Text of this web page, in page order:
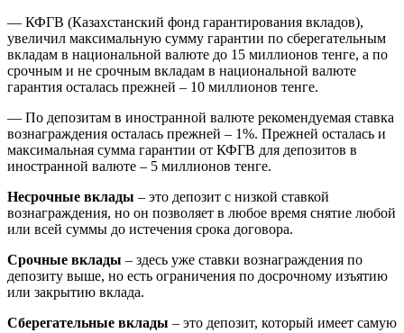
— КФГВ (Казахстанский фонд гарантирования вкладов),
увеличил максимальную сумму гарантии по сберегательным
вкладам в национальной валюте до 15 миллионов тенге, а по
срочным и не срочным вкладам в национальной валюте
гарантия осталась прежней – 10 миллионов тенге.
— По депозитам в иностранной валюте рекомендуемая ставка
вознаграждения осталась прежней – 1%. Прежней осталась и
максимальная сумма гарантии от КФГВ для депозитов в
иностранной валюте – 5 миллионов тенге.
Несрочные вклады – это депозит с низкой ставкой
вознаграждения, но он позволяет в любое время снятие любой
или всей суммы до истечения срока договора.
Срочные вклады – здесь уже ставки вознаграждения по
депозиту выше, но есть ограничения по досрочному изъятию
или закрытию вклада.
Сберегательные вклады – это депозит, который имеет самую